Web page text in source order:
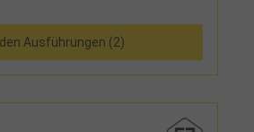
inklusive Türschutz zur
Vorhangschlosses, mit
Mehrpreis- zusätzliche
in Boden und Dach- wahlweise
oder Sockel aus Stahlblech,
wenn Korpus in RAL 7035, sonst
mit Mitteltrennwand, links: 4
Ausführungen (2)